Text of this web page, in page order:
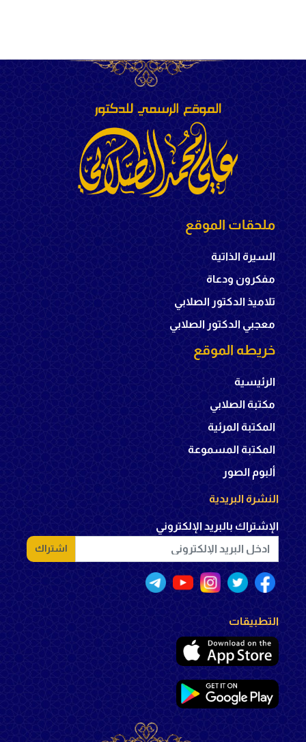
ملحقات الموقع
السيرة الذاتية
مفكرون ودعاة
تلاميذ الدكتور الصلابي
معجبي الدكتور الصلابي
خريطه الموقع
الرئيسية
مكتبة الصلابي
المكتبة المرئية
المكتبة المسموعة
ألبوم الصور
النشرة البريدية
الإشتراك بالبريد الإلكتروني
اشتراك
التطبيقات